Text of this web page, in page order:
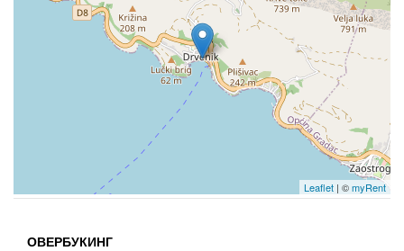
Leaflet | ©myRent
ОВЕРБУКИНГ